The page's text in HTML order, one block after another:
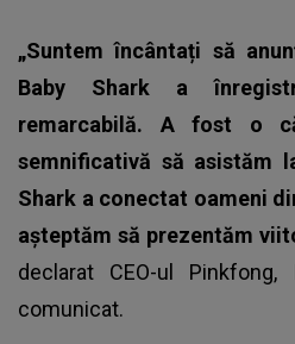
„Suntem încântați să
Baby Shark a
remarcabilă. A fost o
semnificativă să asistăm
Shark a conectat oameni
așteptăm să prezentăm
declarat CEO-ul
comunicat.